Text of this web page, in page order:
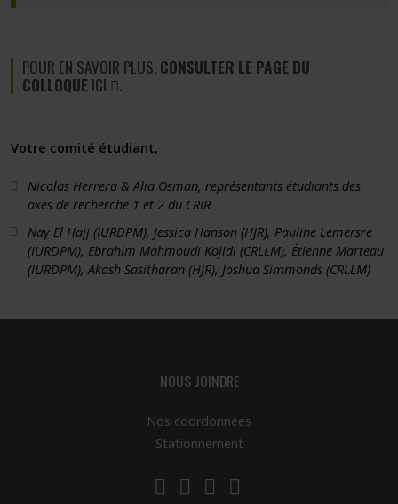
POUR EN SAVOIR PLUS,CONSULTER LE PAGE DU
COLLOQUE ICI CE LIEN S'OUVRIRA DANS UNE NOUVELLE
.
Votre comité étudiant,
Nicolas Herrera & Alia Osman, représentants étudiants des
axes de recherche 1 et 2 du CRIR
Nay El Hajj (IURDPM), Jessica Hanson (HJR), Pauline Lemersre
(IURDPM), Ebrahim Mahmoudi Kojidi (CRLLM), Étienne Marteau
(IURDPM), Akash Sasitharan (HJR), Joshua Simmonds (CRLLM)
NOUS JOINDRE
Nos coordonnées
Stationnement
LinkedIn
YouTube
Twitter